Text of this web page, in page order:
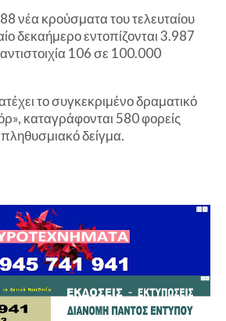
νέα κρούσματα του τελευταίου
δεκαήμερο εντοπίζονται 3.987
106 σε 100.000
το συγκεκριμένο δραματικό
καταγράφονται 580 φορείς
πληθυσμιακό δείγμα.